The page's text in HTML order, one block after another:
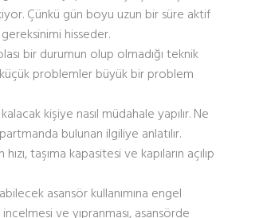
Çünkü gün boyu uzun bir süre aktif
hisseder.
bir durumun olup olmadığı teknik
problemler büyük bir problem
kişiye nasıl müdahale yapılır. Ne
bulunan ilgiliye anlatılır.
taşıma kapasitesi ve kapıların açılıp
asansör kullanımına engel
ve yıpranması, asansörde